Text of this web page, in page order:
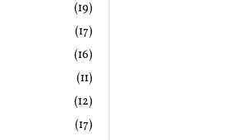
(19)
(17)
(16)
(11)
(12)
(17)